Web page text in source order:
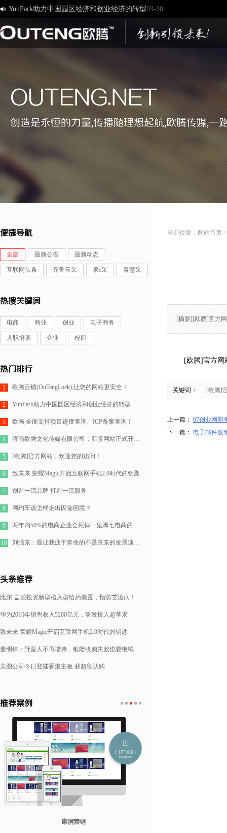
 YunPark助力中国园区经济和创业经济的转型03-30
[欧腾]官方网站，欢迎您的访问！ 03-17
济南欧腾文化传媒有限公司，新版网站正式开通！ 03-12
创造一流品牌 打造一流服务 01-09
OUTENG.NET
创造是永恒的力量,传播随理想起航,欧腾传媒,一
便捷导航
全部 最新公告 最新动态
互联网头条 齐鲁云采 泉e采 青慧采
热搜关键词
电商 商业 创业 电子商务
入职培训 企业 校园
热门排行
1 欧腾云锁(OuTengLock),让您的网站更安全！
2 YunPark助力中国园区经济和创业经济的转型
3 欧腾,全面支持项目进度查询、ICP备案查询！
4 济南欧腾文化传媒有限公司，新版网站正式开通！
5 [欧腾]官方网站，欢迎您的访问！
6 致未来 荣耀Magic开启互联网手机2.0时代的钥匙
7 创造一流品牌 打造一流服务
8 网约车该怎样走出囚徒困境？
9 两年内50%的电商企业会死掉—鬼脚七电商的七点思考
10 刘强东：最让我疲于奔命的不是京东的发展速度，而是如何管理好11万人的队伍
头条推荐
比尔·盖茨投资新型植入型给药装置，预防艾滋病！
华为2016年销售收入5200亿元，研发投入超苹果
致未来 荣耀Magic开启互联网手机2.0时代的钥匙
董明珠：野蛮人不再增持，银隆收购失败也要继续造格力汽车
美图公司今日登陆香港主板 获超额认购
推荐案例
康润营销
1 2
网站首页
[摘要][欧腾]官方
[欧腾]官方网
关键词： [欧腾]
上一篇： 07创业网即
下一篇： 电子邮件发